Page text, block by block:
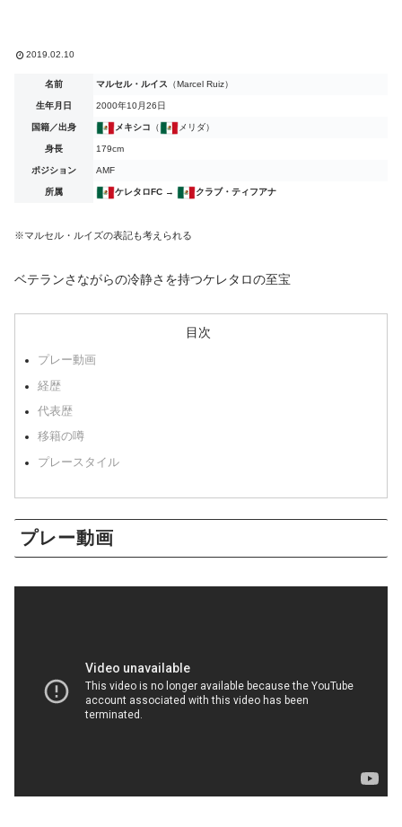
2019.02.10
名前 マルセル・ルイス （Marcel Ruiz）
生年月日 2000年10月26日
国籍／出身 メキシコ （ メリダ）
身長 179cm
ポジション AMF
所属 ケレタロFC → クラブ・ティフアナ
※マルセル・ルイズの表記も考えられる
ベテランさながらの冷静さを持つケレタロの至宝
目次
プレー動画
経歴
代表歴
移籍の噂
プレースタイル
プレー動画